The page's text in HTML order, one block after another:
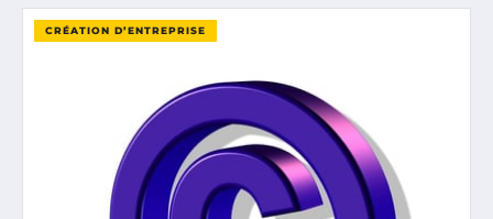
CRÉATION D’ENTREPRISE